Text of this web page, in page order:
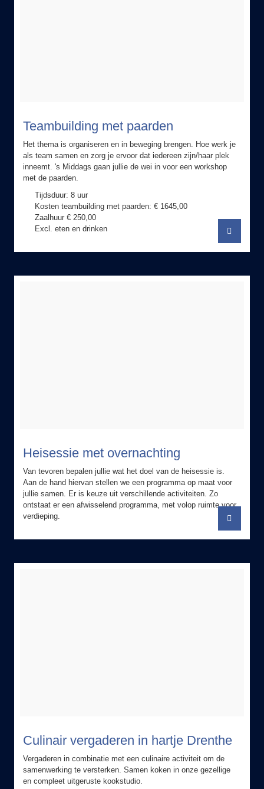
Het thema is organiseren en in beweging brengen. Hoe werk je
als team samen en zorg je ervoor dat iedereen zijn/haar plek
inneemt. 's Middags gaan jullie de wei in voor een workshop
met de paarden.
Tijdsduur: 8 uur
Kosten teambuilding met paarden: € 1645,00
Zaalhuur € 250,00
Excl. eten en drinken
Van tevoren bepalen jullie wat het doel van de heisessie is.
Aan de hand hiervan stellen we een programma op maat voor
jullie samen. Er is keuze uit verschillende activiteiten. Zo
ontstaat er een afwisselend programma, met volop ruimte voor
verdieping.
Vergaderen in combinatie met een culinaire activiteit om de
samenwerking te versterken. Samen koken in onze gezellige
en compleet uitgeruste kookstudio.
Dagdeel vergaderen - kokkerellen in de kookstudio